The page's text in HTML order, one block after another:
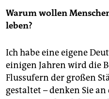
Warum wollen
leben?
Ich habe eine eigene
einigen Jahren wird die
Flussufern der großen
gestaltet – denken Sie